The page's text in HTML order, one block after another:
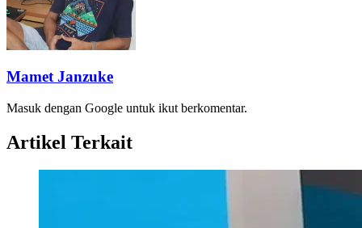
Mamet Janzuke
Masuk dengan Google untuk ikut berkomentar.
Artikel Terkait